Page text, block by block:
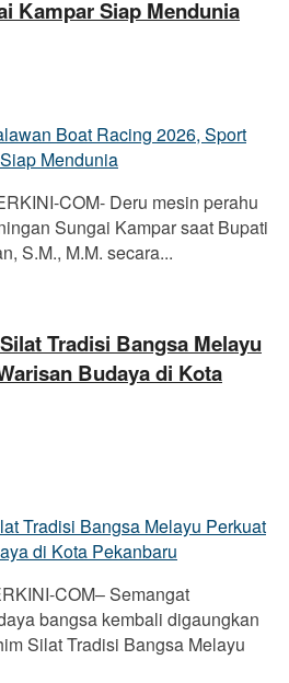
Kampar Siap Mendunia
COM- Deru mesin perahu
Sungai Kampar saat Bupati
S.M., M.M. secara...
Tradisi Bangsa Melayu
Budaya di Kota
COM– Semangat
bangsa kembali digaungkan
Silat Tradisi Bangsa Melayu